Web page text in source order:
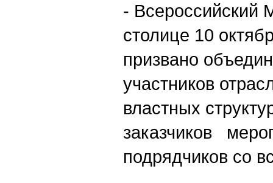
- Всероссийский
столице 10
призвано
участников
властных
заказчиков
подрядчиков со